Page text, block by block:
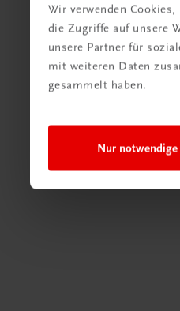
Wir verwenden
die Zugriffe auf unsere
unsere Partner für
mit weiteren Daten
gesammelt haben.
Nur notwendige